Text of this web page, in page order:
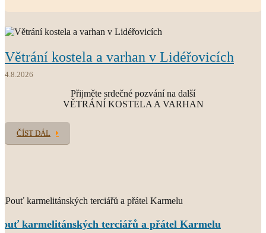
současný světový Karmel
Větrání kostela a varhan v Lidéřovicích
4.8.2026
Přijměte srdečné pozvání na další
VĚTRÁNÍ KOSTELA A VARHAN
ČÍST DÁL
karmelitánských terciářů a přátel Karmelu